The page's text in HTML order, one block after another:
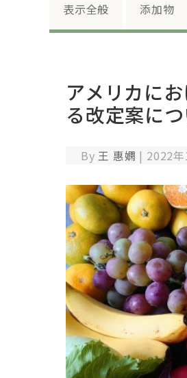
表示全般 添加物
アメリカに
る改定案に
By王 惠嫻 | 2022